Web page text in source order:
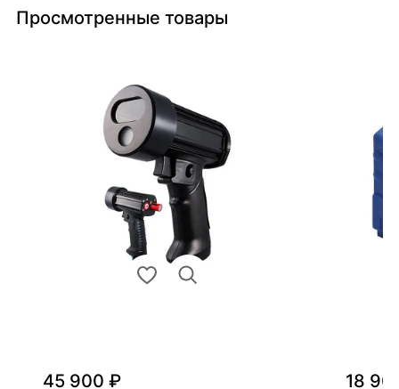
Просмотренные товары
45 900 ₽ 18